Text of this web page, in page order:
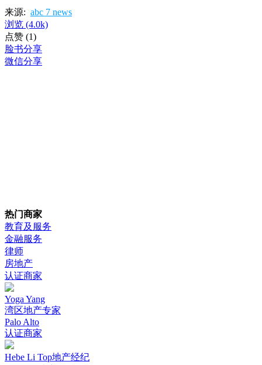
来源: abc 7 news
浏览 (4.0k)
点赞 (1)
脸书分享
微信分享
热门商家
教育及服务
金融服务
律师
房地产
认证商家
Yoga Yang
湾区地产专家
Palo Alto
认证商家
Hebe Li Top地产经纪